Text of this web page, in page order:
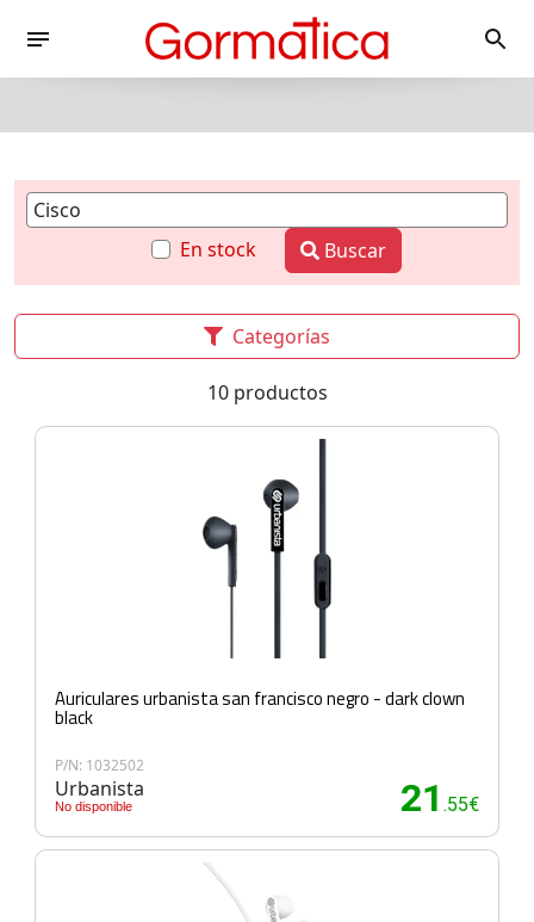
En stock Buscar
Categorías
10 productos
Auriculares urbanista san francisco negro - dark clown
black
P/N: 1032502
Urbanista
No disponible 21 .55€